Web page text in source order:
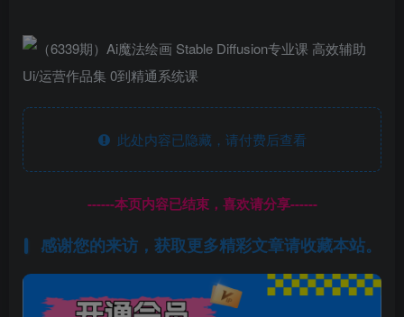
此处内容已隐藏，请付费后查看
------本页内容已结束，喜欢请分享------
感谢您的来访，获取更多精彩文章请收藏本站。